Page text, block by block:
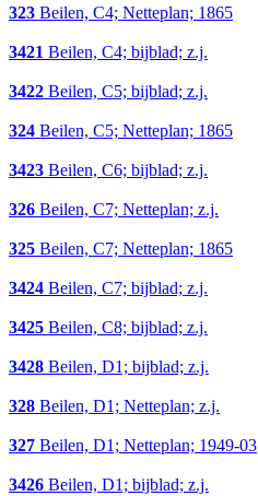
323 Beilen, C4; Netteplan; 1865
3421 Beilen, C4; bijblad; z.j.
3422 Beilen, C5; bijblad; z.j.
324 Beilen, C5; Netteplan; 1865
3423 Beilen, C6; bijblad; z.j.
326 Beilen, C7; Netteplan; z.j.
325 Beilen, C7; Netteplan; 1865
3424 Beilen, C7; bijblad; z.j.
3425 Beilen, C8; bijblad; z.j.
3428 Beilen, D1; bijblad; z.j.
328 Beilen, D1; Netteplan; z.j.
327 Beilen, D1; Netteplan; 1949-03
3426 Beilen, D1; bijblad; z.j.